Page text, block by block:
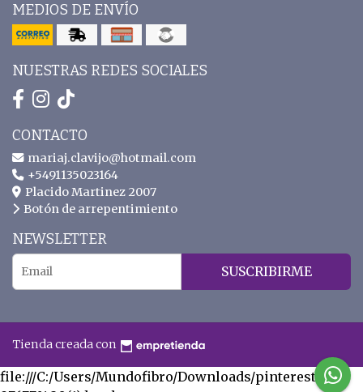
MEDIOS DE ENVÍO
NUESTRAS REDES SOCIALES
CONTACTO
mariaj.clavijo@hotmail.com
+5491135023164
Placido Martinez 2007
Botón de arrepentimiento
NEWSLETTER
SUSCRIBIRME
Tienda creada con
file:///C:/Users/Mundofibro/Downloads/pinterest-